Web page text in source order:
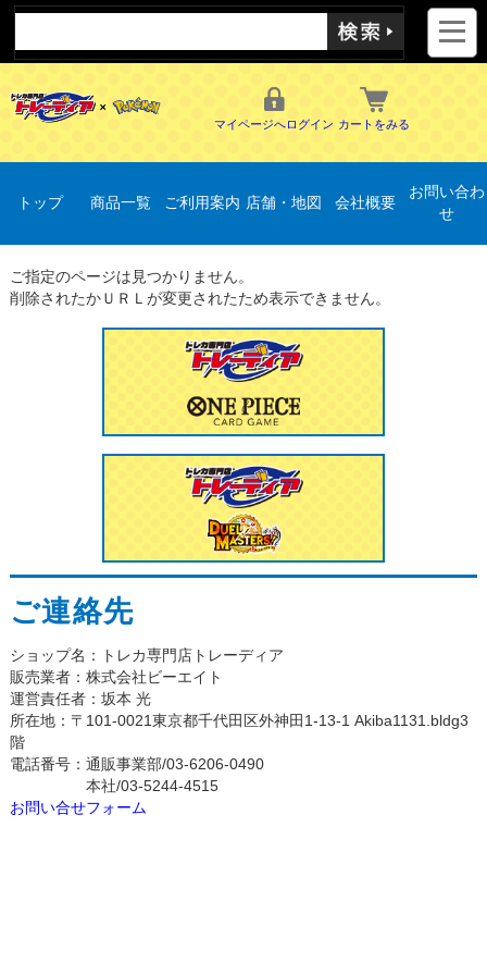
マイページへログイン カートをみる
トップ 商品一覧 ご利用案内 店舗・地図 会社概要
お問い合わ
せ
ご指定のページは見つかりません。
削除されたかＵＲＬが変更されたため表示できません。
ご連絡先
ショップ名：トレカ専門店トレーディア
販売業者：株式会社ビーエイト
運営責任者：坂本 光
所在地：〒101-0021東京都千代田区外神田1-13-1 Akiba1131.bldg3
階
電話番号：通販事業部/03-6206-0490
本社/03-5244-4515
お問い合せフォーム